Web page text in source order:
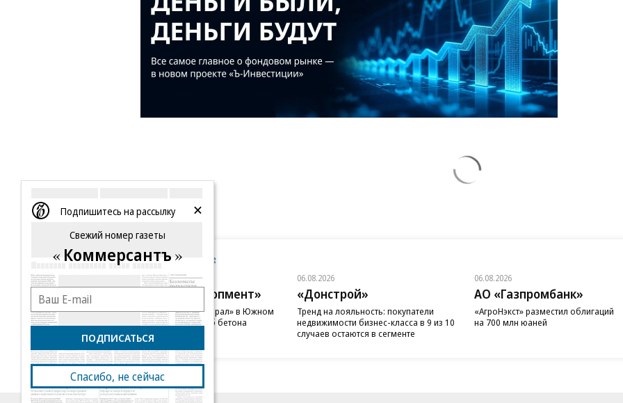
Новости компаний Все
06.08.2026
ГК «Галс-Девелопмент»
В бизнес-центре «Адмирал» в Южном
порту залит первый куб бетона
06.08.2026
«Донстрой»
Тренд на лояльность: покупатели
недвижимости бизнес-класса в 9 из 10
случаев остаются в сегменте
06.08.2026
АО «Газпромбанк»
«АгроНэкст» разместил облигаций
на 700 млн юаней
Подпишитесь на рассылку
Свежий номер газеты
Коммерсантъ
ПОДПИСАТЬСЯ
Спасибо, не сейчас